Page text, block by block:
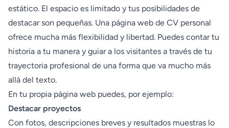
estático. El espacio es limitado y tus posibilidades de
destacar son pequeñas. Una página web de CV personal
ofrece mucha más flexibilidad y libertad. Puedes contar tu
historia a tu manera y guiar a los visitantes a través de tu
trayectoria profesional de una forma que va mucho más
allá del texto.
En tu propia página web puedes, por ejemplo:
Destacar proyectos
Con fotos, descripciones breves y resultados muestras lo